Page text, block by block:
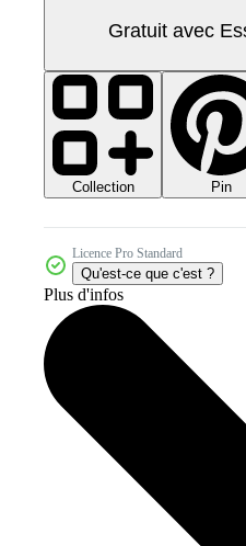
Gratuit avec
Collection Pin
Licence Pro Standard
Qu'est-ce que c'est ?
Plus d'infos